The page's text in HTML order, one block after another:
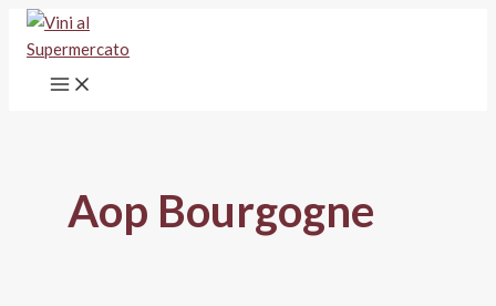
Vai
contenuto
Aop Bourgogne